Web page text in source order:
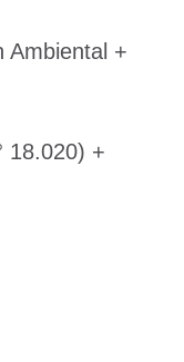
Ambiental +
18.020) +